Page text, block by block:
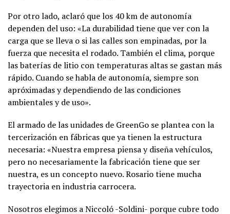
Por otro lado, aclaró que los 40 km de autonomía
dependen del uso: «La durabilidad tiene que ver con la
carga que se lleva o si las calles son empinadas, por la
fuerza que necesita el rodado. También el clima, porque
las baterías de litio con temperaturas altas se gastan más
rápido. Cuando se habla de autonomía, siempre son
apróximadas y dependiendo de las condiciones
ambientales y de uso».
El armado de las unidades de GreenGo se plantea con la
tercerización en fábricas que ya tienen la estructura
necesaria: «Nuestra empresa piensa y diseña vehículos,
pero no necesariamente la fabricación tiene que ser
nuestra, es un concepto nuevo. Rosario tiene mucha
trayectoria en industria carrocera.
Nosotros elegimos a Niccoló -Soldini- porque cubre todo